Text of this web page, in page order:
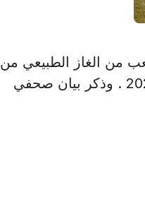
أنها استوردت 4.3 مليار متر مكعب من الغاز الطبيعي من
دول الاتحاد الأوروبي ومولدوفا في ٢٠٢٣ وهو ضعف ما كانت عليه في 2022 . وذكر بيان صحفي